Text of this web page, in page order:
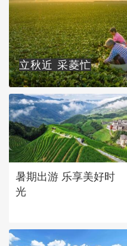
立秋近 采菱忙
暑期出游 乐享美好时
光